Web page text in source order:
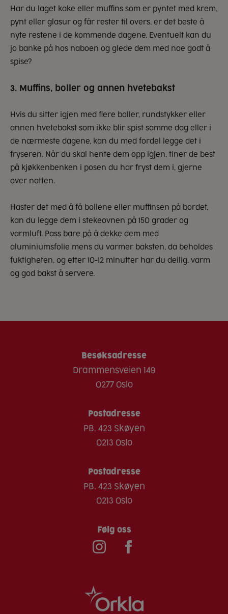
Har du laget kake eller muffins som er pyntet med krem,
pynt eller glasur og får rester til overs, er det beste å
nyte restene i de kommende dagene. Eventuelt kan du
jo banke på hos naboen og glede dem med noe godt å
spise?
3. Muffins, boller og annen hvetebakst
Hvis du sitter igjen med flere boller, rundstykker eller
annen hvetebakst som ikke blir spist samme dag eller i
de nærmeste dagene, kan du med fordel legge det i
fryseren. Når du skal hente dem opp igjen, tiner de best
på kjøkkenbenken i posen du har fryst dem i, gjerne
over natten.
Haster det med å få bollene eller muffinsen på bordet,
kan du legge dem i stekeovnen på 150 grader og
varmluft. Pass bare på å dekke dem med
aluminiumsfolie mens du varmer baksten, da beholdes
fuktigheten, og etter 10-12 minutter har du deilig, varm
og god bakst å servere.
Besøksadresse
Drammensveien 149
0277 Oslo
Postadresse
PB. 423 Skøyen
0213 Oslo
Postadresse
PB. 423 Skøyen
0213 Oslo
Følg oss